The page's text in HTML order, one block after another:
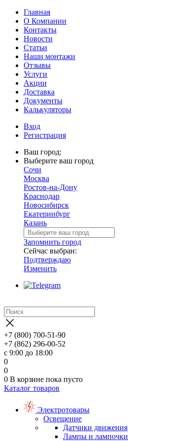
Главная
О Компании
Контакты
Новости
Статьи
Наши монтажи
Отзывы
Услуги
Акции
Доставка
Документы
Калькуляторы
Вход
Регистрация
Ваш город:
Выберите ваш город
Сочи
Москва
Ростов-на-Дону
Краснодар
Новосибирск
Екатеринбург
Казань
Запомнить город
Сейчас выбран:
Подтверждаю
Изменить
+7 (800) 700-51-90
+7 (862) 296-00-52
с 9:00 до 18:00
0
0
0 В корзине пока пусто
Каталог товаров
Электротовары
Освещение
Датчики движения
Лампы и лампочки